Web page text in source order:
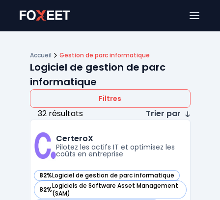
Accueil Gestion de parc informatique
Logiciel de gestion de parc
informatique
Filtres
32 résultats Trier par
CerteroX
Pilotez les actifs IT et optimisez les
coûts en entreprise
82%Logiciel de gestion de parc informatique
— voir CerteroX dans cette catégorie
82%Logiciels de Software Asset Management
(SAM)
— voir CerteroX dans cette catégorie